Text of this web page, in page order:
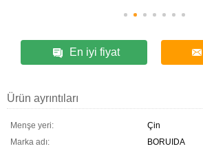
En iyi fiyat
Ürün ayrıntıları
Menşe yeri:
Çin
Marka adı:
BORUIDA